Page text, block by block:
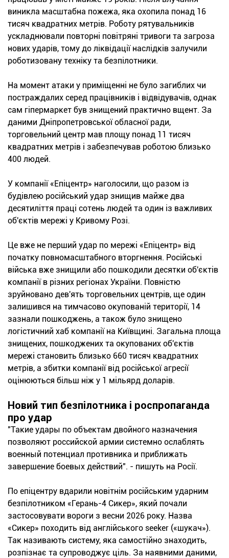
виникла масштабна пожежа, яка охопила понад 16
тисяч квадратних метрів. Роботу рятувальників
ускладнювали повторні повітряні тривоги та загроза
нових ударів, тому до ліквідації наслідків залучили
роботизовану техніку та безпілотники.
На момент атаки у приміщенні не було загиблих чи
постраждалих серед працівників і відвідувачів, однак
сам гіпермаркет був знищений практично вщент. За
даними Дніпропетровської обласної ради,
торговельний центр мав площу понад 11 тисяч
квадратних метрів і забезпечував роботою близько
400 людей.
У компанії «Епіцентр» наголосили, що разом із
будівлею російський удар знищив майже два
десятиліття праці сотень людей та один із важливих
об'єктів мережі у Кривому Розі.
Це вже не перший удар по мережі «Епіцентр» від
початку повномасштабного вторгнення. Російські
війська вже знищили або пошкодили десятки об'єктів
компанії в різних регіонах України. Повністю
зруйновано дев'ять торговельних центрів, ще один
залишився на тимчасово окупованій території, 14
зазнали пошкоджень, а також було знищено
логістичний хаб компанії на Київщині. Загальна площа
знищених, пошкоджених та окупованих об'єктів
мережі становить близько 660 тисяч квадратних
метрів, а збитки компанії від російської агресії
оцінюються більш ніж у 1 мільярд доларів.
Новий тип безпілотника і роспропаганда
про удар
"Такие удары по объектам двойного назначения
позволяют российской армии системно ослаблять
военный потенциал противника и приближать
завершение боевых действий". - пишуть на Росії.
По епіцентру вдарили новітнім російським ударним
безпілотником «Герань-4 Сикер», який почали
застосовувати вороги з весни 2026 року. Назва
«Сикер» походить від англійського seeker («шукач»).
Так називають систему, яка самостійно знаходить,
розпізнає та супроводжує ціль. За наявними даними,